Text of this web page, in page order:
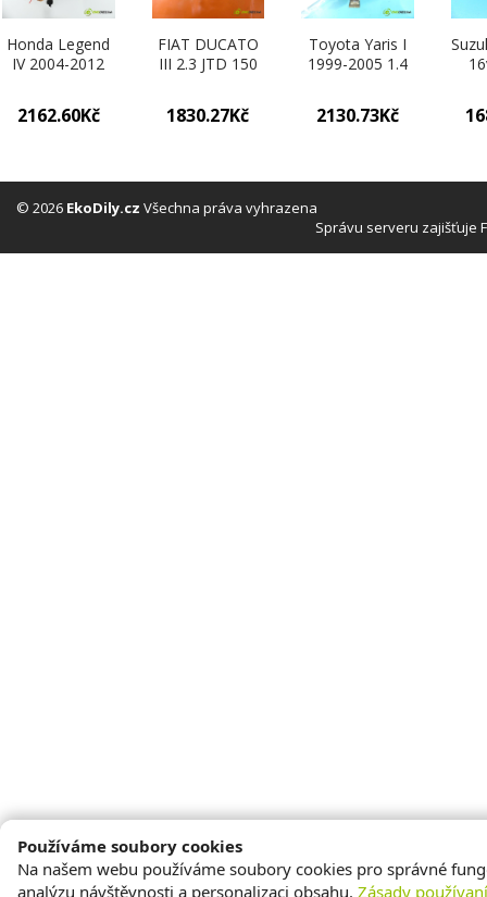
Honda Legend
IV 2004-2012
3500 cm3
motorek
2162.60Kč
FIAT DUCATO
III 2.3 JTD 150
F1AE3481E 109
kW 148 km
504339429
(Ostatní)
1830.27Kč
Toyota Yaris I
1999-2005 1.4
manual 55 kW
1364 cm3 5-
(Ostatní)
2130.73Kč
© 2026 EkoDily.cz Všechna práva vyhrazena
Správu serveru zajišťuje
Používáme soubory cookies
Na našem webu používáme soubory cookies pro správné
analýzu návštěvnosti a personalizaci obsahu. Zásady používaní